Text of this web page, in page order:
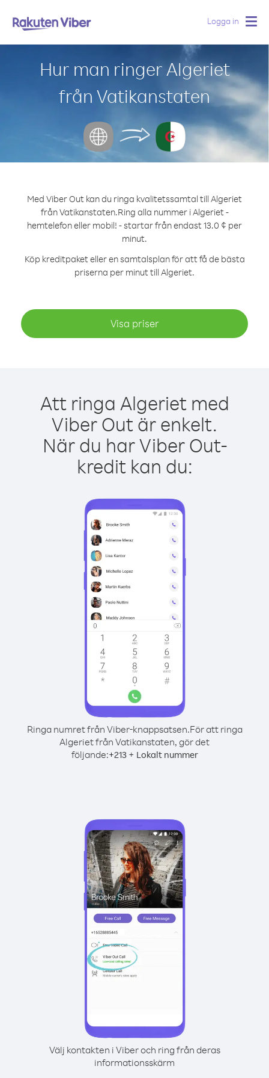
Logga in
Hur man ringer Algeriet
från Vatikanstaten
Med Viber Out kan du ringa kvalitetssamtal till Algeriet
från Vatikanstaten.Ring alla nummer i Algeriet -
hemtelefon eller mobil! - startar från endast 13.0 ¢ per
minut.
Köp kreditpaket eller en samtalsplan för att få de bästa
priserna per minut till Algeriet.
Visa priser
Att ringa Algeriet med
Viber Out är enkelt.
När du har Viber Out-
kredit kan du:
Ringa numret från Viber-knappsatsen.För att ringa
Algeriet från Vatikanstaten, gör det
följande:+213+ Lokalt nummer
Välj kontakten i Viber och ring från deras
informationsskärm